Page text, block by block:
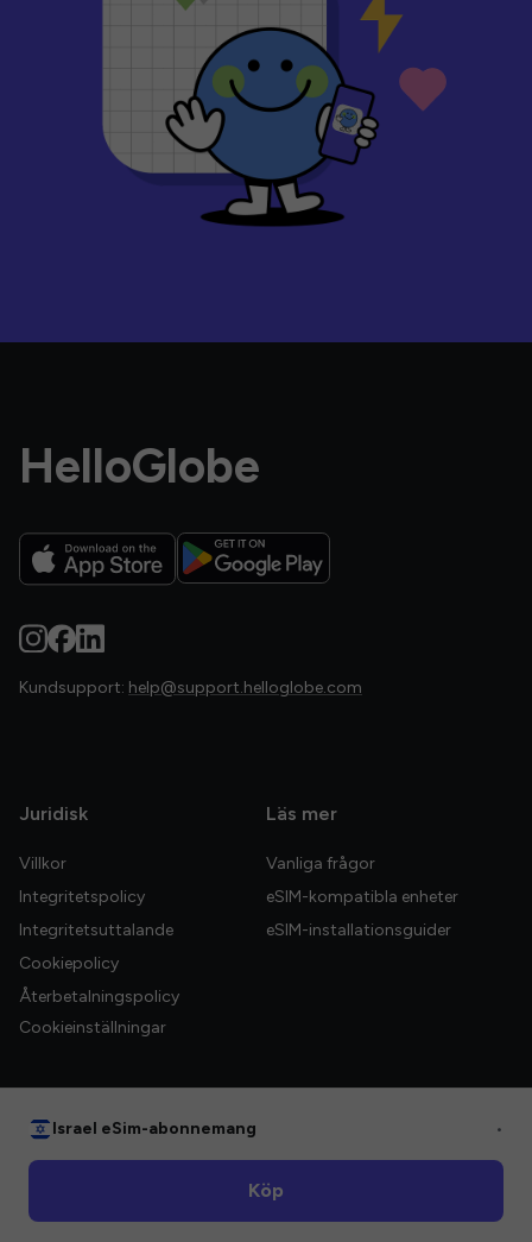
HelloGlobe
Kundsupport: help@support.helloglobe.com
Juridisk
Villkor
Integritetspolicy
Integritetsuttalande
Cookiepolicy
Återbetalningspolicy
Cookieinställningar
Läs mer
Vanliga frågor
eSIM-kompatibla enheter
eSIM-installationsguider
Israel eSim-abonnemang •
Köp